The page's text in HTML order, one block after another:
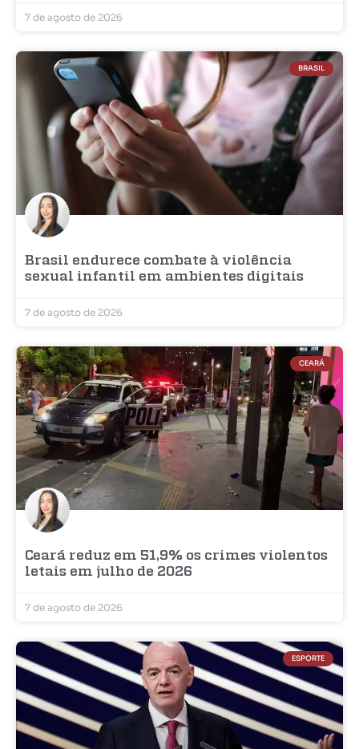
7 de agosto de 2026
BRASIL
Brasil endurece combate à violência
sexual infantil em ambientes digitais
7 de agosto de 2026
CEARÁ
Ceará reduz em 51,9% os crimes violentos
letais em julho de 2026
7 de agosto de 2026
ESPORTE